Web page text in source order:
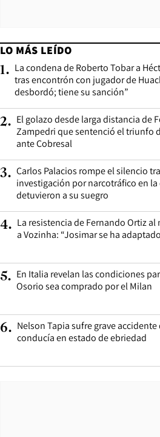
LO MÁS LEÍDO
1. La condena de Roberto Tobar a
tras encontrón con jugador de
desbordó; tiene su sanción”
2. El golazo desde larga distancia de
Zampedri que sentenció el triunfo
ante Cobresal
3. Carlos Palacios rompe el silencio
investigación por narcotráfico en la
detuvieron a su suegro
4. La resistencia de Fernando Ortiz al
a Vozinha: “Josimar se ha
5. En Italia revelan las condiciones
Osorio sea comprado por el Milan
6. Nelson Tapia sufre grave
conducía en estado de ebriedad